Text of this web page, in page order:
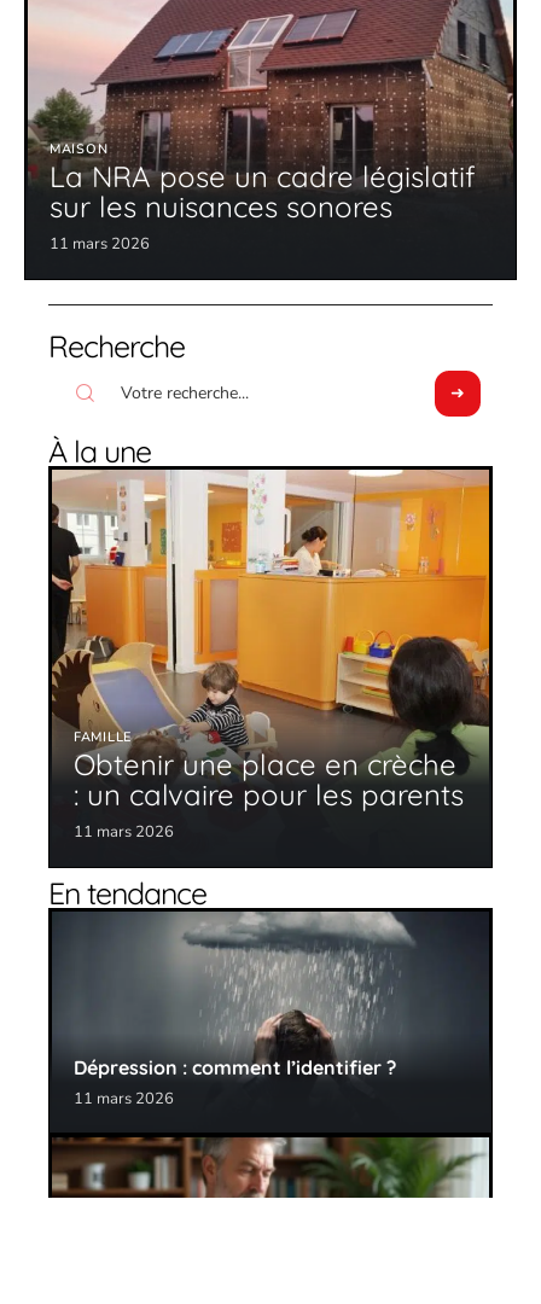
MAISON
La NRA pose un cadre législatif
sur les nuisances sonores
11 mars 2026
Recherche
À la une
FAMILLE
Obtenir une place en crèche
: un calvaire pour les parents
11 mars 2026
En tendance
Dépression : comment l’identifier ?
11 mars 2026